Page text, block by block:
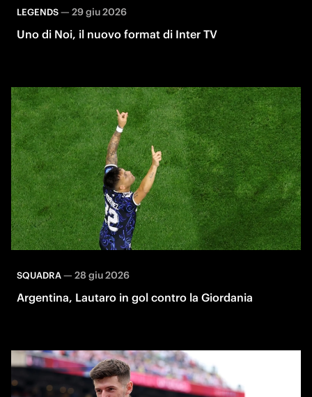
LEGENDS— 29 giu 2026
Uno di Noi, il nuovo format di Inter TV
SQUADRA— 28 giu 2026
Argentina, Lautaro in gol contro la Giordania